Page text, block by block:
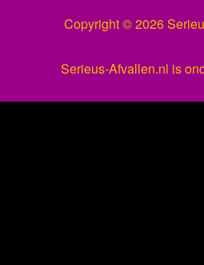
Copyright ©2026
Serieus-Afvallen.nl is